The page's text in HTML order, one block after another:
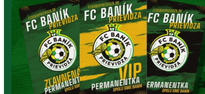
Deti rastú, no športové oblečenie a vybavenie
môžu dobre poslúžiť niekomu ďalšiemu.
Klubový bazár prepája rodičov, členov a ľudí
okolo Baníka.